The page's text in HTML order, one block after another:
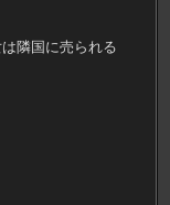
隣国に売られる